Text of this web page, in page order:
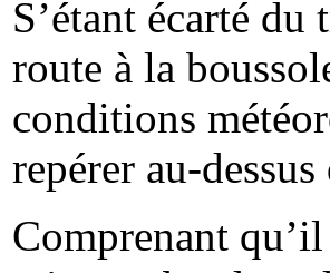
S’étant écarté
route à la
conditions
repérer au-
Comprenant